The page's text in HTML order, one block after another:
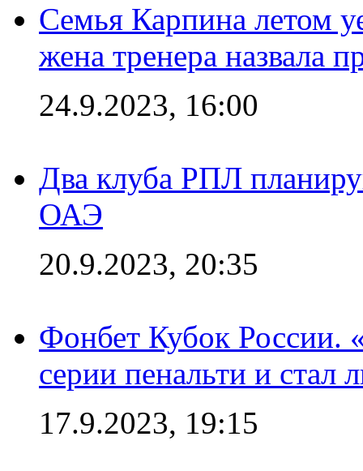
Семья Карпина летом
жена тренера назвала
24.9.2023, 16:00
Два клуба РПЛ
ОАЭ
20.9.2023, 20:35
Фонбет Кубок России.
серии пенальти и стал
17.9.2023, 19:15